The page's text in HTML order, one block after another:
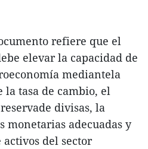
refiere que el
elevar la capacidad de
mediantela
tasa de cambio, el
divisas, la
monetarias adecuadas y
del sector